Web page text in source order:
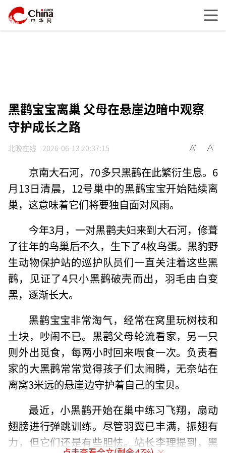
黑鹳宝宝离巢 父母在悬崖边暗中观察
守护成长之路
北晚在线 2026-06-13 20:37:15
京南大石河，70多只黑鹳在此繁衍生息。6
月13日清晨，12号巢中的黑鹳宝宝开始陆续离
巢，这意味着它们将要独自面对风雨。
今年3月，一对黑鹳夫妇来到大石河，修葺
了往年的鸟巢后不久，生下了4枚鸟蛋。黑豹野
生动物保护站的巡护队员们一直关注着这些黑
鹳，见证了4只小黑鹳破壳而出，羽毛由白变
黑，逐渐长大。
黑鹳宝宝非常淘气，经常在窝里玩树枝和
土块，吵闹不已。黑鹳父母轮流看家，另一只
则外出觅食，每两小时回来喂食一次。负责看
家的大黑鹳常常觉得孩子们太闹腾，无奈站在
离窝3米远的悬崖边守护着自己的宝贝。
最近，小黑鹳开始在巢中练习飞翔，扇动
翅膀进行弹跳训练。尽管羽翼已丰满，振翅有
力，但它们还是有些胆怯。站长李理提到，黑